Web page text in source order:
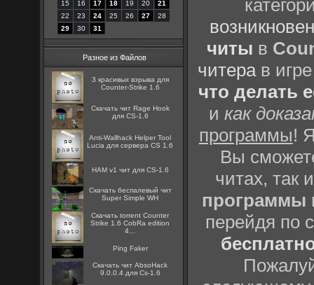
15
16 17 18 19 20
21
22
23 24 25 26 27
28
29
30 31
Разное из Файлов
3 красивых взрыва для
Counter-Strike 1.6
Скачать чит Rage Hook
для CS-1.6
Anti-Wallhack Helper Tool
Lucia для сервера CS 1.6
HAM v1 чит для CS-1.6
Скачать беспалевый чит
Super Simple WH
Скачать torrent Counter
Strike 1.6 CobRa edition
4...
Ping Faker
Скачать чит AbsoHack
9.0.0.4 для Cs-1.6
читы в
читерав
что делать
икак
программы!
Вы
читах, так
программы
перейдя по